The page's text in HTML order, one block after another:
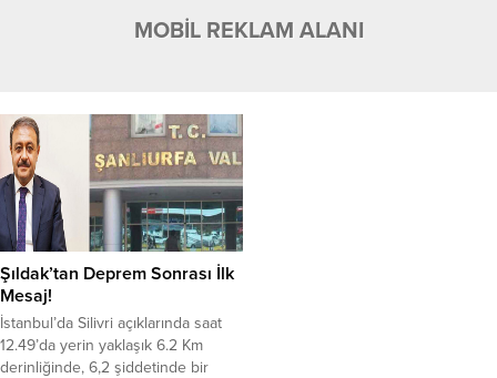
MOBİL REKLAM ALANI
Şıldak’tan Deprem Sonrası İlk
Mesaj!
İstanbul’da Silivri açıklarında saat
12.49’da yerin yaklaşık 6.2 Km
derinliğinde, 6,2 şiddetinde bir